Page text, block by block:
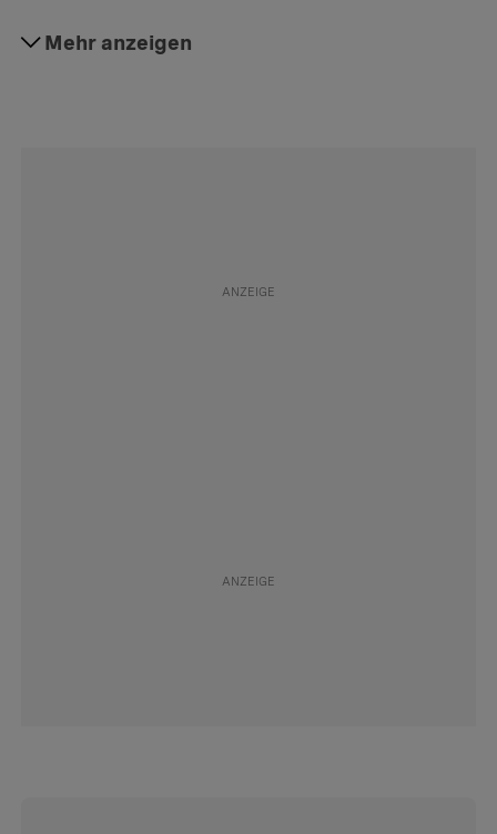
Mehr anzeigen
#Miete